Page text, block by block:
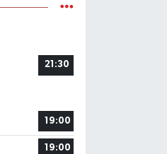
21:30
19:00
19:00